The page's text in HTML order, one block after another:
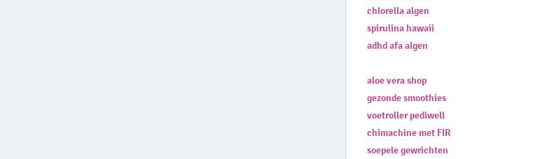
chlorella algen
spirulina hawaii
adhd afa algen
aloe vera shop
gezonde smoothies
voetroller pediwell
chimachine met FIR
soepele gewrichten